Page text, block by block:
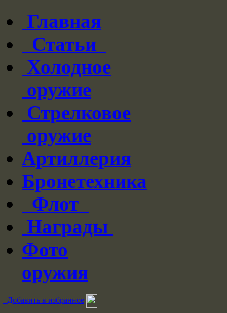
Главная
Статьи
Холодное
оружие
Стрелковое
оружие
Артиллерия
Бронетехника
Флот
Награды
Фото
оружия
Добавить в избранное